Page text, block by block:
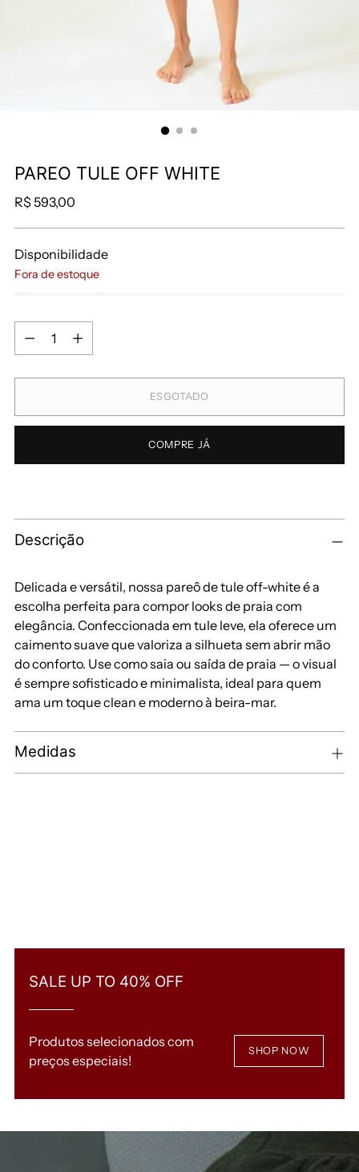
PAREO TULE OFF WHITE
R$ 593,00
Disponibilidade
Fora de estoque
ESGOTADO
COMPRE JÁ
Descrição
Delicada e versátil, nossa pareô de tule off-white é a
escolha perfeita para compor looks de praia com
elegância. Confeccionada em tule leve, ela oferece um
caimento suave que valoriza a silhueta sem abrir mão
do conforto. Use como saia ou saída de praia — o visual
é sempre sofisticado e minimalista, ideal para quem
ama um toque clean e moderno à beira-mar.
Medidas
SALE UP TO 40% OFF
Produtos selecionados com
preços especiais!
SHOP NOW